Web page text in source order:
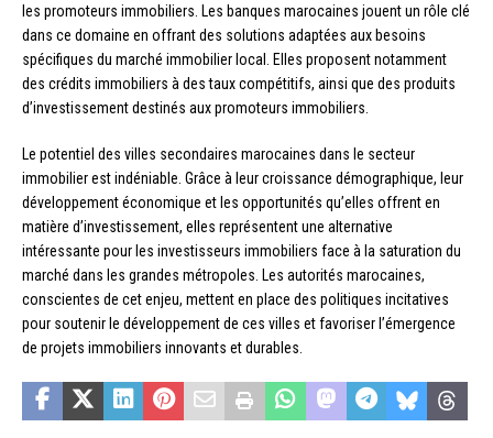
les promoteurs immobiliers. Les banques marocaines jouent un rôle clé
dans ce domaine en offrant des solutions adaptées aux besoins
spécifiques du marché immobilier local. Elles proposent notamment
des crédits immobiliers à des taux compétitifs, ainsi que des produits
d’investissement destinés aux promoteurs immobiliers.
Le potentiel des villes secondaires marocaines dans le secteur
immobilier est indéniable. Grâce à leur croissance démographique, leur
développement économique et les opportunités qu’elles offrent en
matière d’investissement, elles représentent une alternative
intéressante pour les investisseurs immobiliers face à la saturation du
marché dans les grandes métropoles. Les autorités marocaines,
conscientes de cet enjeu, mettent en place des politiques incitatives
pour soutenir le développement de ces villes et favoriser l’émergence
de projets immobiliers innovants et durables.